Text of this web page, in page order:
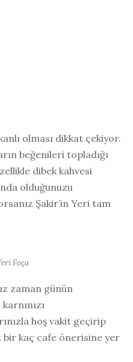
olması dikkat çekiyor.
beğenileri topladığı
dibek kahvesi
olduğunuzu
Şakir’in Yeri tam
Foça
zaman günün
hoş vakit geçirip
bir kaç cafe önerisine yer